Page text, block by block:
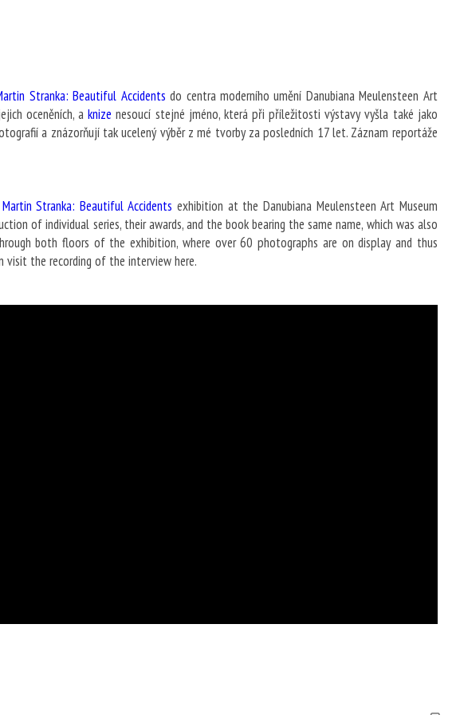
Stranka: Beautiful Accidents do centra moderního umění Danubiana Meulensteen Art
oceněních, aknizenesoucí stejné jméno, která při příležitosti výstavy vyšla také jako
a znázorňují tak ucelený výběr z mé tvorby za posledních 17 let. Záznam reportáže
Martin Stranka: Beautiful Accidents exhibition at the Danubiana Meulensteen Art Museum
of individual series, their awards, and the book bearing the same name, which was also
both floors of the exhibition, where over 60 photographs are on display and thus
visit the recording of the interview here.